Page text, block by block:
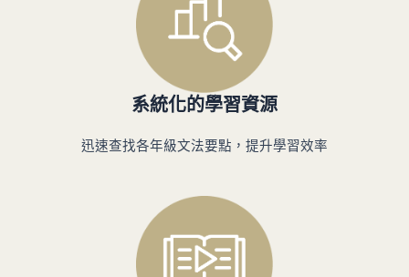
系統化的學習資源
迅速查找各年級文法要點，提升學習效率